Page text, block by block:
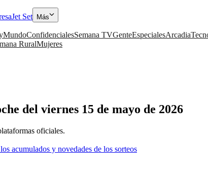
Jet Set Más
MundoConfidencialesSemana TVGenteEspecialesArcadia
RuralMujeres
del viernes 15 de mayo de 2026
oficiales.
acumulados y novedades de los sorteos